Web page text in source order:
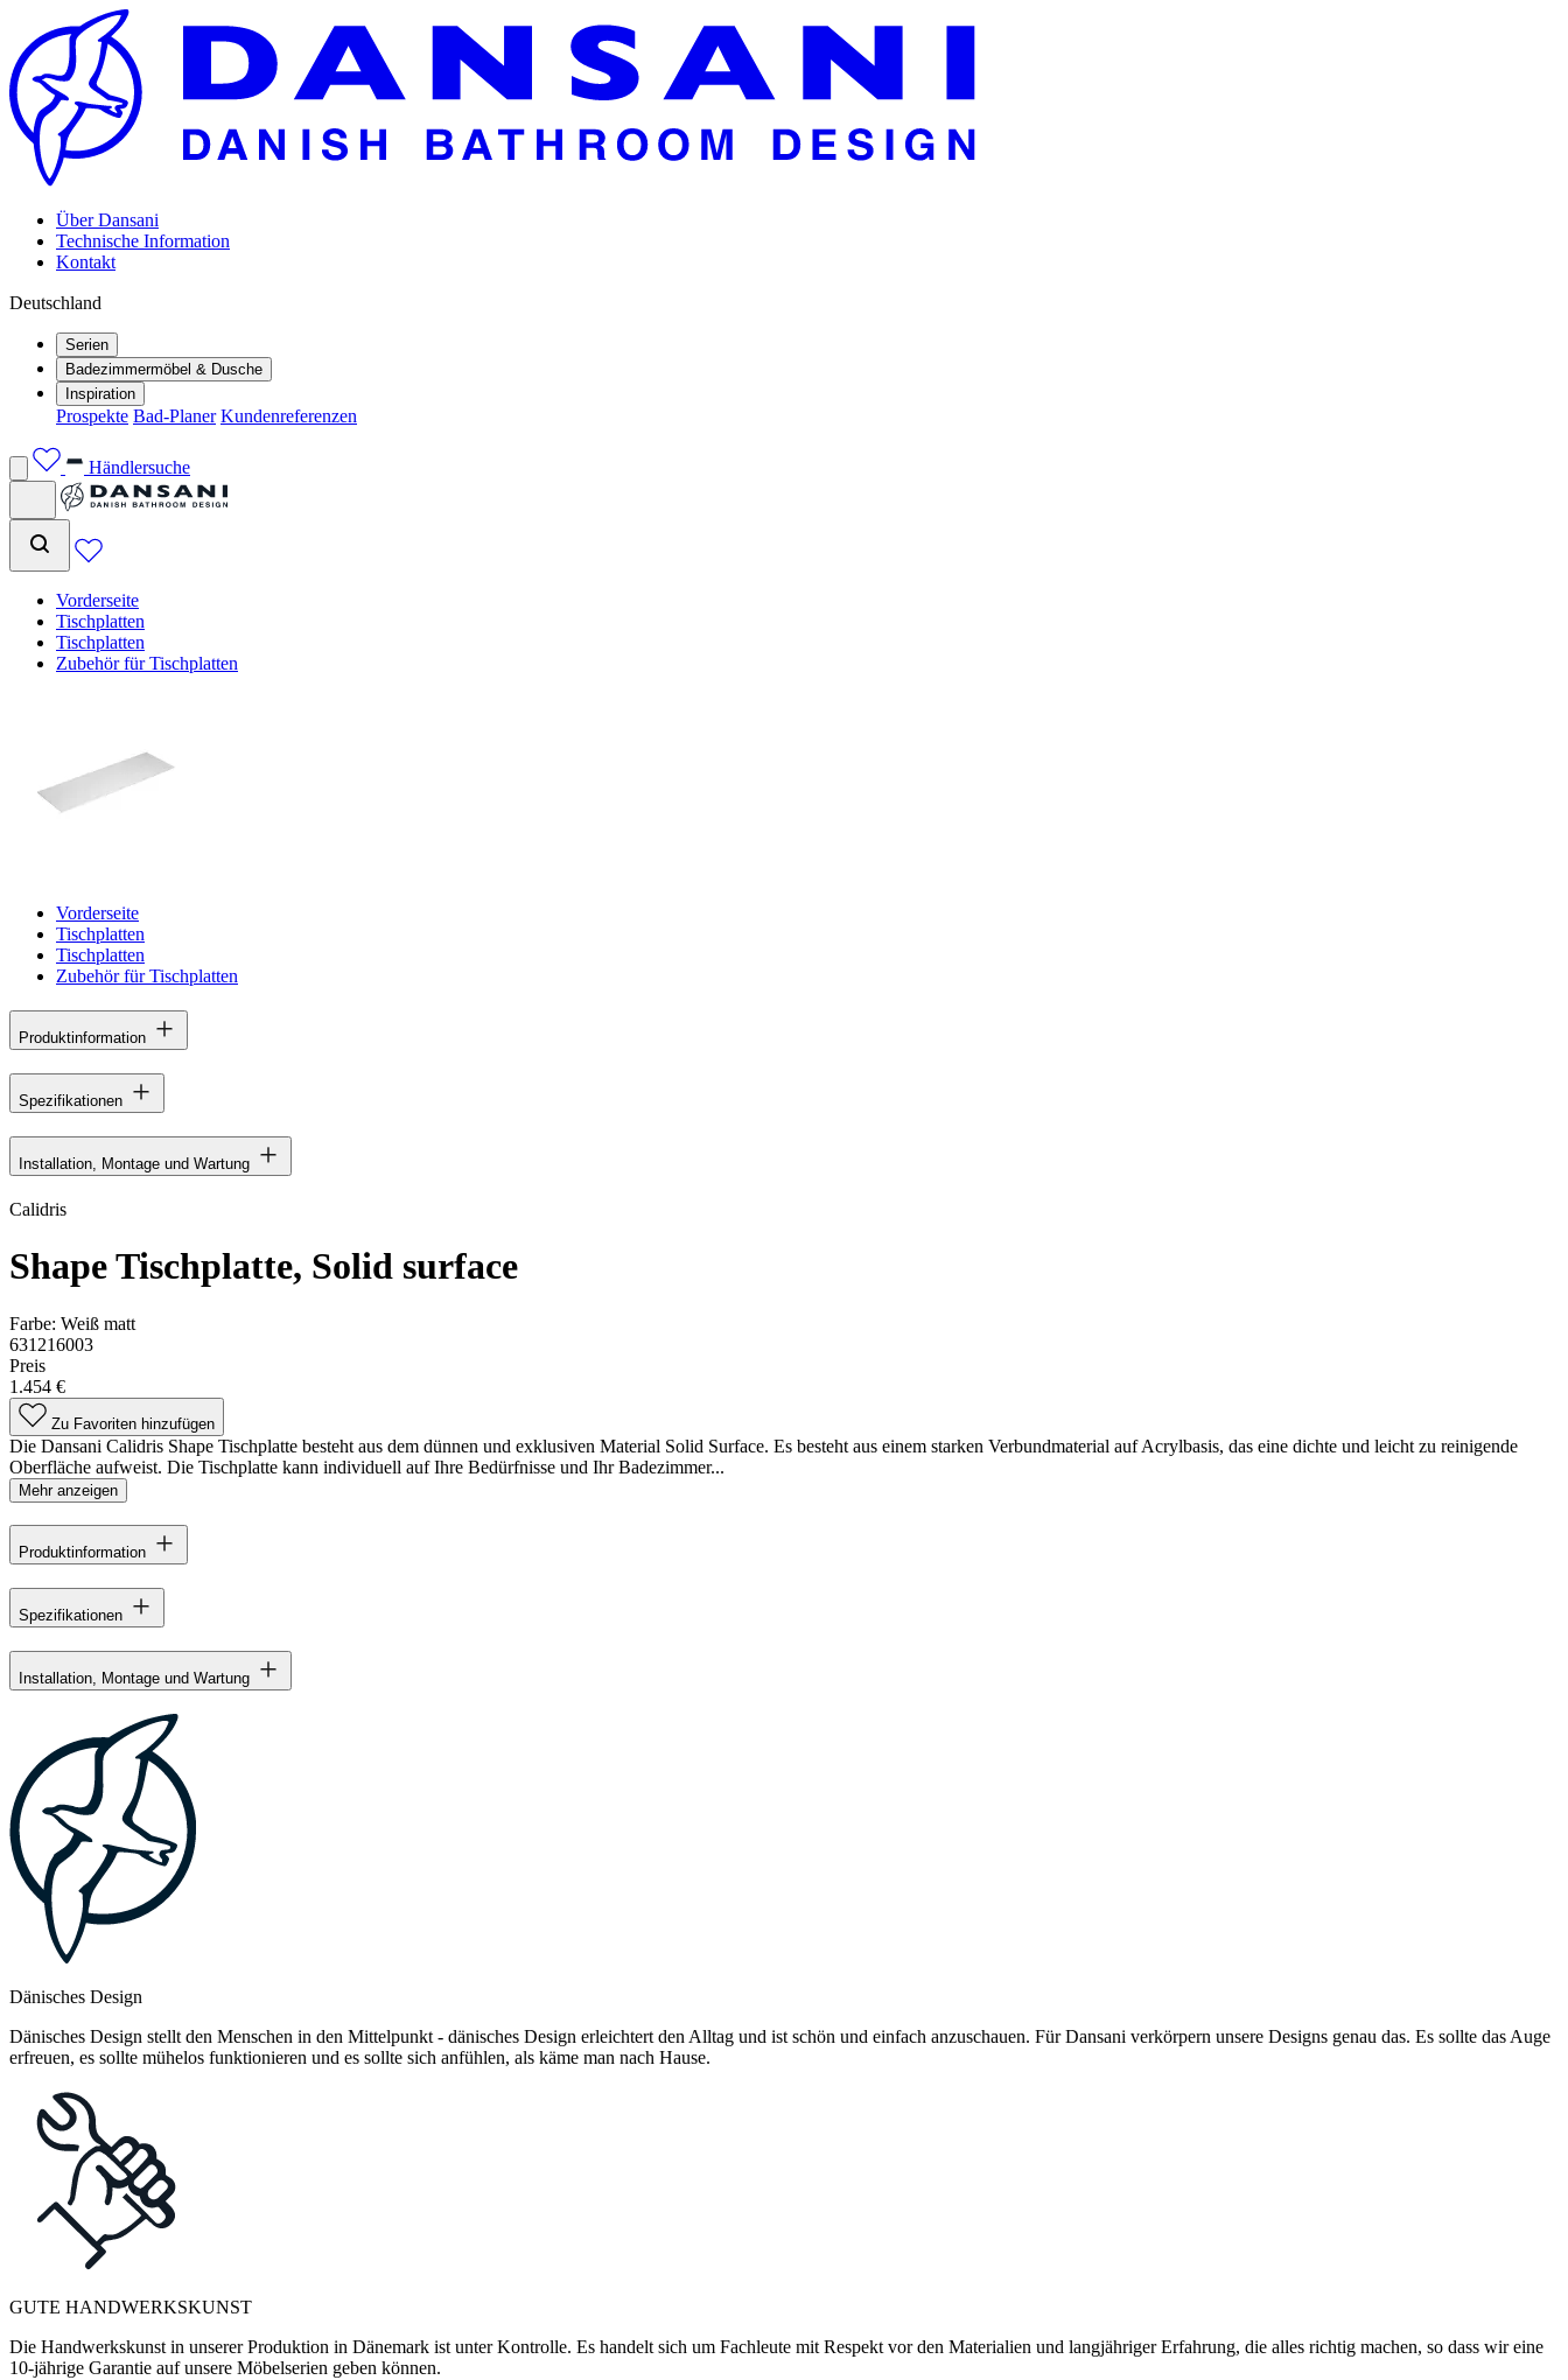
Über Dansani
Technische Information
Kontakt
Deutschland
Serien
Badezimmermöbel & Dusche
Inspiration
Prospekte Bad-Planer Kundenreferenzen
Händlersuche
Vorderseite
Tischplatten
Tischplatten
Zubehör für Tischplatten
Vorderseite
Tischplatten
Tischplatten
Zubehör für Tischplatten
Produktinformation
Spezifikationen
Installation, Montage und Wartung
Calidris
Shape Tischplatte, Solid surface
Farbe: Weiß matt
631216003
Preis
1.454 €
Zu Favoriten hinzufügen
Die Dansani Calidris Shape Tischplatte besteht aus dem dünnen und exklusiven Material Solid Surface. Es besteht aus einem starken Verbundmaterial auf Acrylbasis, das eine dichte und leicht zu reinigende
Oberfläche aufweist. Die Tischplatte kann individuell auf Ihre Bedürfnisse und Ihr Badezimmer...
Mehr anzeigen
Produktinformation
Spezifikationen
Installation, Montage und Wartung
Dänisches Design
Dänisches Design stellt den Menschen in den Mittelpunkt - dänisches Design erleichtert den Alltag und ist schön und einfach anzuschauen. Für Dansani verkörpern unsere Designs genau das. Es sollte das Auge
erfreuen, es sollte mühelos funktionieren und es sollte sich anfühlen, als käme man nach Hause.
GUTE HANDWERKSKUNST
Die Handwerkskunst in unserer Produktion in Dänemark ist unter Kontrolle. Es handelt sich um Fachleute mit Respekt vor den Materialien und langjähriger Erfahrung, die alles richtig machen, so dass wir eine
10-jährige Garantie auf unsere Möbelserien geben können.